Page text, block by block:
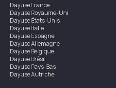
DayuseFrance
DayuseRoyaume-Uni
DayuseÉtats-Unis
DayuseItalie
DayuseEspagne
DayuseAllemagne
DayuseBelgique
DayuseBrésil
DayusePays-Bas
DayuseAutriche